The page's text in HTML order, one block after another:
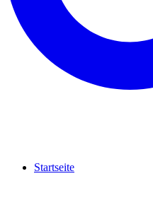
Startseite